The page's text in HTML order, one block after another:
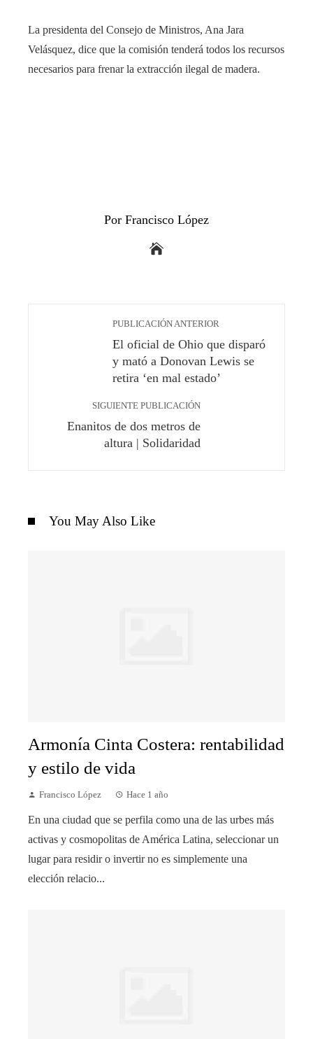
La presidenta del Consejo de Ministros, Ana Jara
Velásquez, dice que la comisión tenderá todos los recursos
necesarios para frenar la extracción ilegal de madera.
Por Francisco López
PUBLICACIÓN ANTERIOR
El oficial de Ohio que disparó
y mató a Donovan Lewis se
retira ‘en mal estado’
SIGUIENTE PUBLICACIÓN
Enanitos de dos metros de
altura | Solidaridad
You May Also Like
Armonía Cinta Costera: rentabilidad
y estilo de vida
Francisco López Hace 1 año
En una ciudad que se perfila como una de las urbes más
activas y cosmopolitas de América Latina, seleccionar un
lugar para residir o invertir no es simplemente una
elección relacio...